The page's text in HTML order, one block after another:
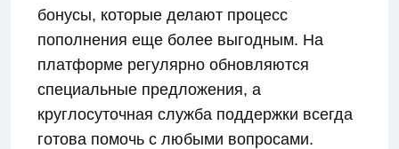
бонусы, которые делают процесс
пополнения еще более выгодным. На
платформе регулярно обновляются
специальные предложения, а
круглосуточная служба поддержки всегда
готова помочь с любыми вопросами.